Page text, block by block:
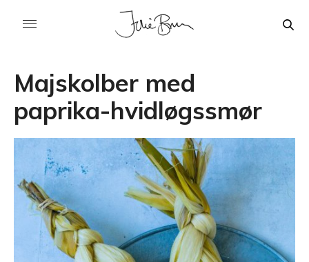
Majskolber med
paprika-hvidløgssmør